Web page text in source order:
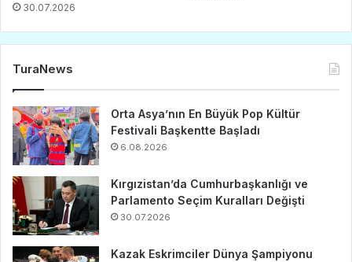
30.07.2026
TuraNews
Orta Asya’nın En Büyük Pop Kültür
Festivali Başkentte Başladı
6.08.2026
Kırgızistan’da Cumhurbaşkanlığı ve
Parlamento Seçim Kuralları Değişti
30.07.2026
Kazak Eskrimciler Dünya Şampiyonu